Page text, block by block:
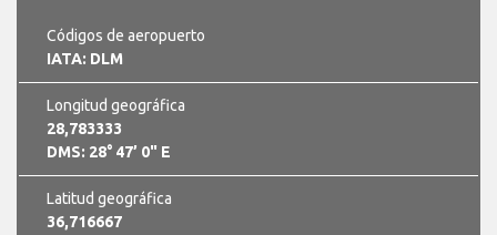
Códigos de aeropuerto
IATA: DLM
Longitud geográfica
28,783333
DMS: 28° 47’ 0" E
Latitud geográfica
36,716667